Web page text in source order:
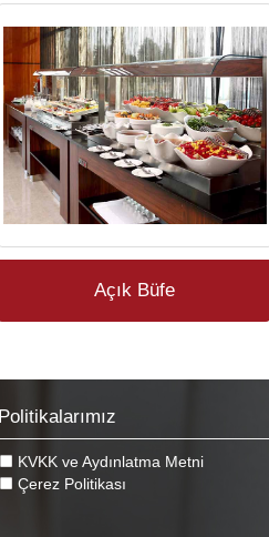
Açık Büfe
Politikalarımız
KVKK ve Aydınlatma Metni
Çerez Politikası